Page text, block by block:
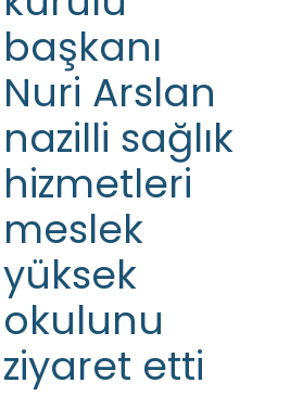
başkanı
Nuri Arslan
nazilli sağlık
hizmetleri
meslek
yüksek
okulunu
ziyaret etti